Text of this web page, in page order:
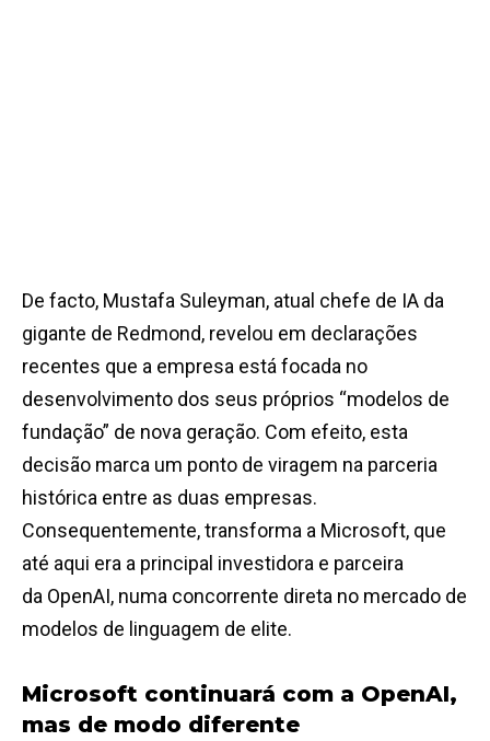
De facto, Mustafa Suleyman, atual chefe de IA da
gigante de Redmond, revelou em declarações
recentes que a empresa está focada no
desenvolvimento dos seus próprios “modelos de
fundação” de nova geração. Com efeito, esta
decisão marca um ponto de viragem na parceria
histórica entre as duas empresas.
Consequentemente, transforma a Microsoft, que
até aqui era a principal investidora e parceira
da OpenAI, numa concorrente direta no mercado de
modelos de linguagem de elite.
Microsoft continuará com a OpenAI,
mas de modo diferente